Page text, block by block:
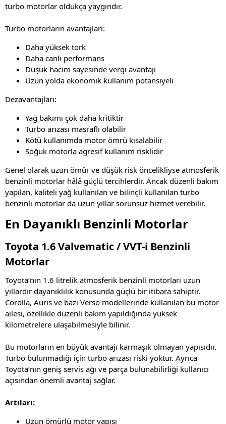
turbo motorlar oldukça yaygındır.
Turbo motorların avantajları:
Daha yüksek tork
Daha canlı performans
Düşük hacim sayesinde vergi avantajı
Uzun yolda ekonomik kullanım potansiyeli
Dezavantajları:
Yağ bakımı çok daha kritiktir
Turbo arızası masraflı olabilir
Kötü kullanımda motor ömrü kısalabilir
Soğuk motorla agresif kullanım risklidir
Genel olarak uzun ömür ve düşük risk öncelikliyse atmosferik
benzinli motorlar hâlâ güçlü tercihlerdir. Ancak düzenli bakım
yapılan, kaliteli yağ kullanılan ve bilinçli kullanılan turbo
benzinli motorlar da uzun yıllar sorunsuz hizmet verebilir.
En Dayanıklı Benzinli Motorlar
Toyota 1.6 Valvematic / VVT-i Benzinli
Motorlar
Toyota’nın 1.6 litrelik atmosferik benzinli motorları uzun
yıllardır dayanıklılık konusunda güçlü bir itibara sahiptir.
Corolla, Auris ve bazı Verso modellerinde kullanılan bu motor
ailesi, özellikle düzenli bakım yapıldığında yüksek
kilometrelere ulaşabilmesiyle bilinir.
Bu motorların en büyük avantajı karmaşık olmayan yapısıdır.
Turbo bulunmadığı için turbo arızası riski yoktur. Ayrıca
Toyota’nın geniş servis ağı ve parça bulunabilirliği kullanıcı
açısından önemli avantaj sağlar.
Artıları:
Uzun ömürlü motor yapısı